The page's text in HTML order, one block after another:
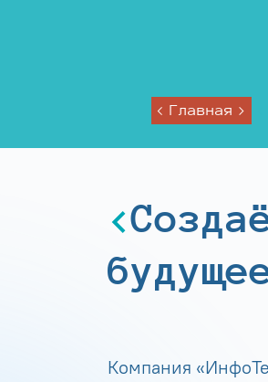
Главная
Компания